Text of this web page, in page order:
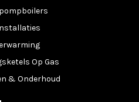
Op Gas
& Onderhoud